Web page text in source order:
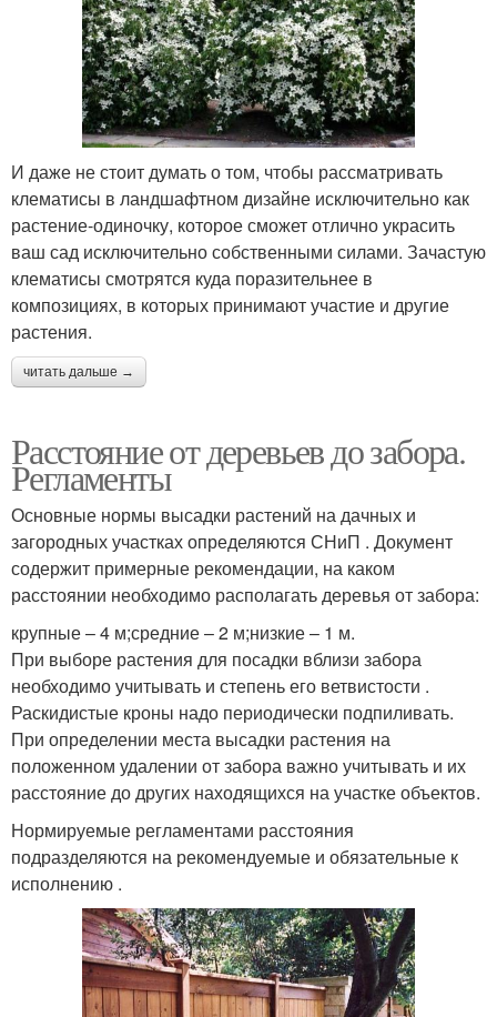
И даже не стоит думать о том, чтобы рассматривать
клематисы в ландшафтном дизайне исключительно как
растение-одиночку, которое сможет отлично украсить
ваш сад исключительно собственными силами. Зачастую
клематисы смотрятся куда поразительнее в
композициях, в которых принимают участие и другие
растения.
читать дальше →
Расстояние от деревьев до забора.
Регламенты
Основные нормы высадки растений на дачных и
загородных участках определяются СНиП . Документ
содержит примерные рекомендации, на каком
расстоянии необходимо располагать деревья от забора:
крупные – 4 м;средние – 2 м;низкие – 1 м.
При выборе растения для посадки вблизи забора
необходимо учитывать и степень его ветвистости .
Раскидистые кроны надо периодически подпиливать.
При определении места высадки растения на
положенном удалении от забора важно учитывать и их
расстояние до других находящихся на участке объектов.
Нормируемые регламентами расстояния
подразделяются на рекомендуемые и обязательные к
исполнению .